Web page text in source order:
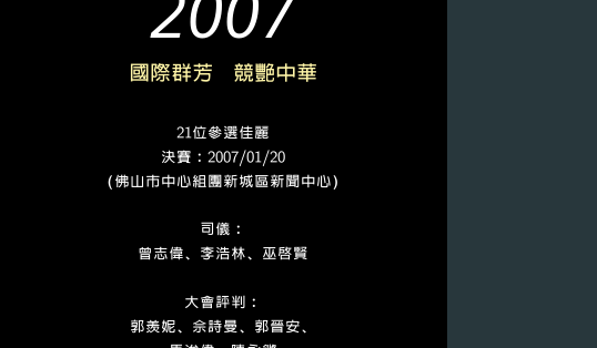
國際群芳 競艷中華
21位參選佳麗
決賽﹕2007/01/20
（佛山市中心組團新城區新聞中心）
司儀﹕
曾志偉、李浩林、巫啟賢
大會評判﹕
郭羨妮、佘詩曼、郭晉安、